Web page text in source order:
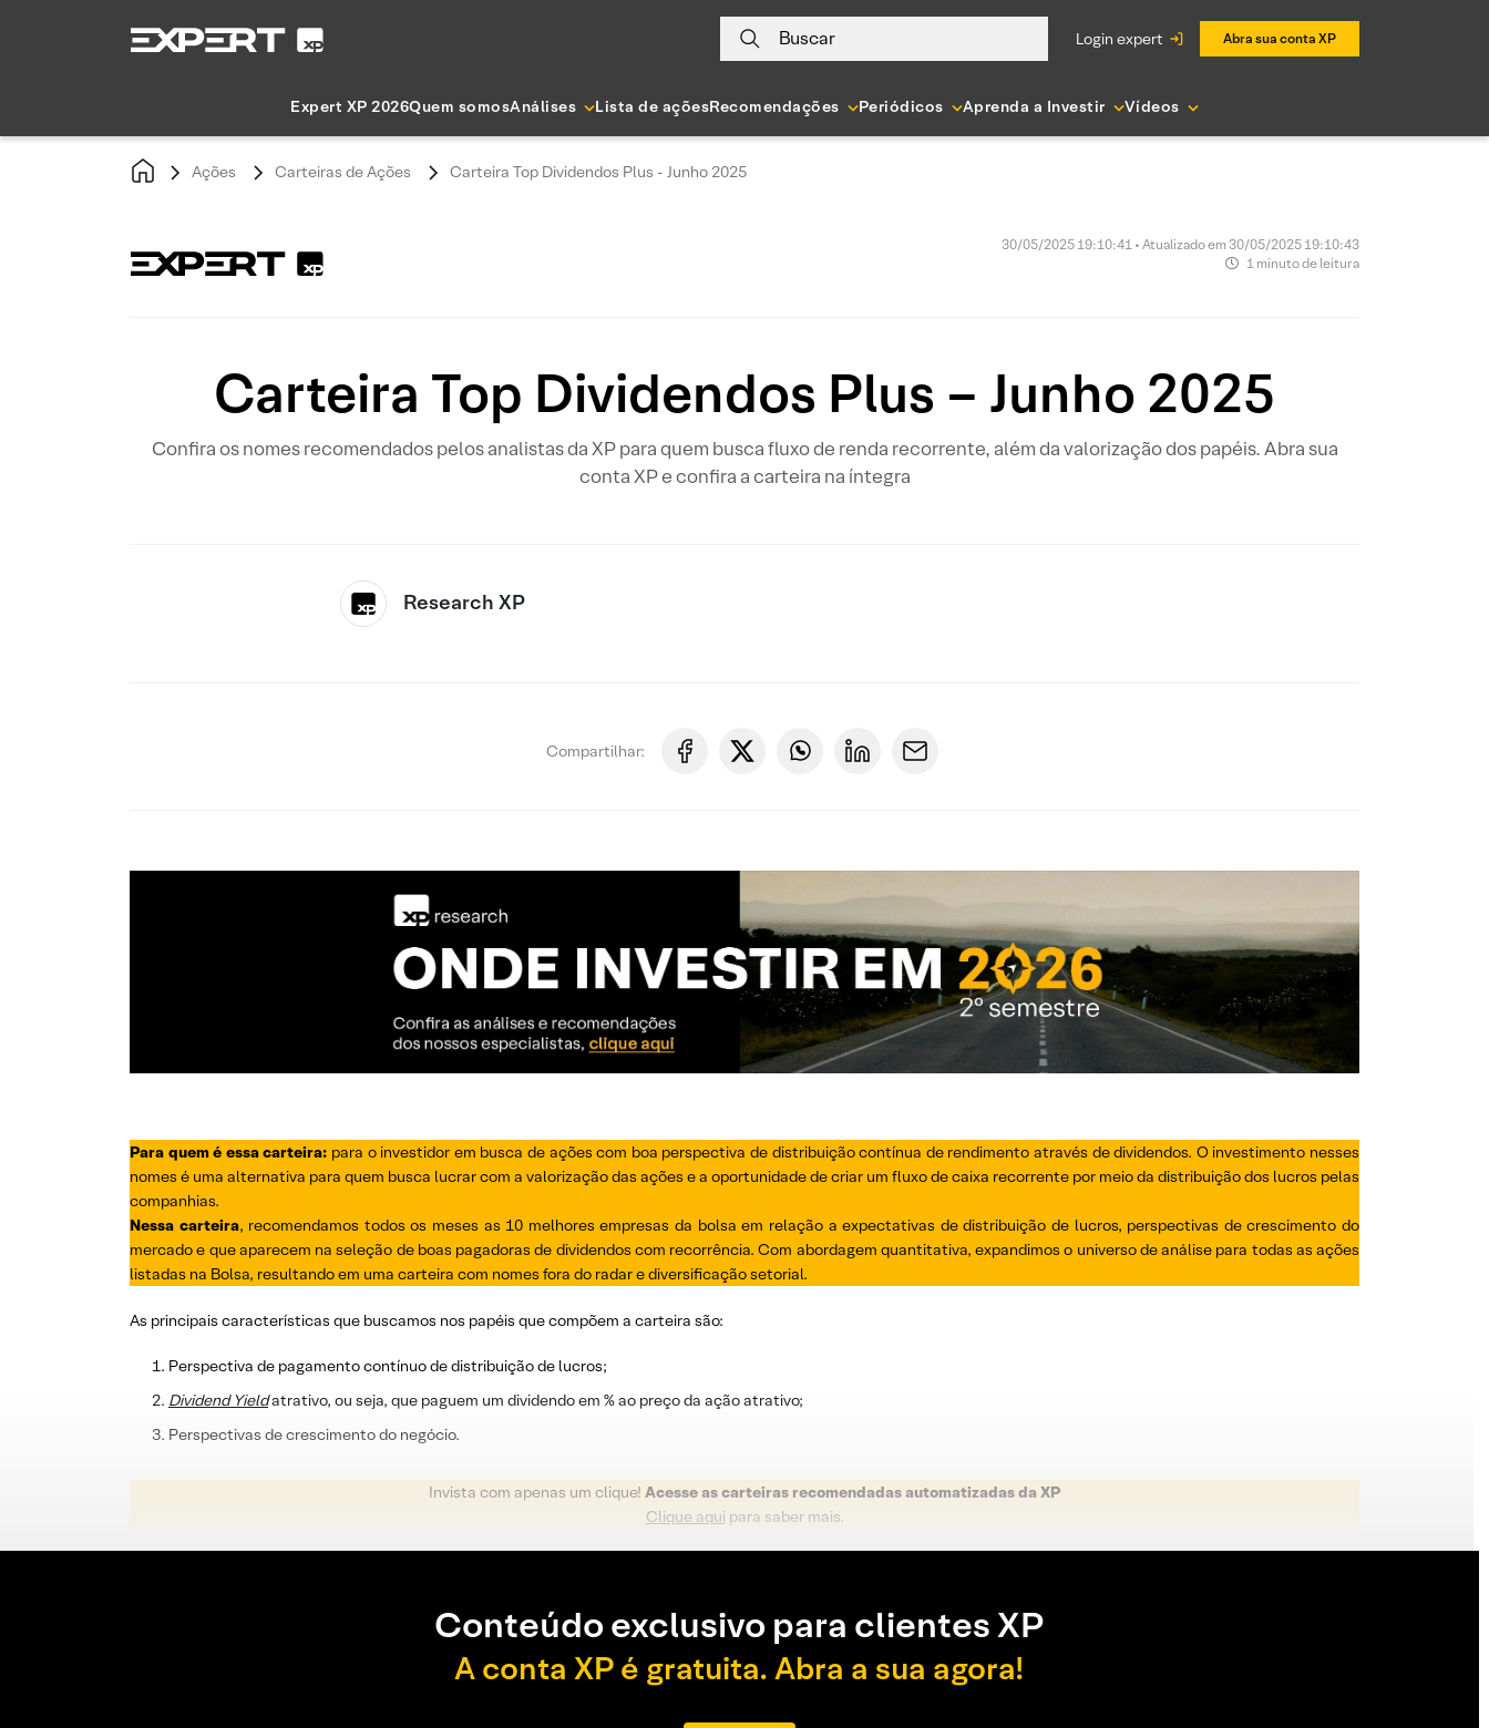
Buscar login expert Abra sua conta XP
Expert XP 2026Quem somosAnálises Lista de açõesRecomendações Periódicos Aprenda a Investir Vídeos
Ações Carteiras de Ações Carteira Top Dividendos Plus - Junho 2025
30/05/2025 19:10:41 • Atualizado em 30/05/2025 19:10:43
1 minuto de leitura
Carteira Top Dividendos Plus – Junho 2025
Confira os nomes recomendados pelos analistas da XP para quem busca fluxo de renda recorrente, além da valorização dos papéis. Abra sua
conta XP e confira a carteira na íntegra
Research XP
Compartilhar:
Para quem é essa carteira: para o investidor em busca de ações com boa perspectiva de distribuição contínua de rendimento através de dividendos. O investimento nesses
nomes é uma alternativa para quem busca lucrar com a valorização das ações e a oportunidade de criar um fluxo de caixa recorrente por meio da distribuição dos lucros pelas
companhias.
Nessa carteira, recomendamos todos os meses as 10 melhores empresas da bolsa em relação a expectativas de distribuição de lucros, perspectivas de crescimento do
mercado e que aparecem na seleção de boas pagadoras de dividendos com recorrência. Com abordagem quantitativa, expandimos o universo de análise para todas as ações
listadas na Bolsa, resultando em uma carteira com nomes fora do radar e diversificação setorial.
As principais características que buscamos nos papéis que compõem a carteira são:
Perspectiva de pagamento contínuo de distribuição de lucros;
Dividend Yieldatrativo, ou seja, que paguem um dividendo em % ao preço da ação atrativo;
Perspectivas de crescimento do negócio.
Invista com apenas um clique! Acesse as carteiras recomendadas automatizadas da XP
Clique aqui para saber mais.
Conteúdo exclusivo para clientes XP
A conta XP é gratuita. Abra a sua agora!